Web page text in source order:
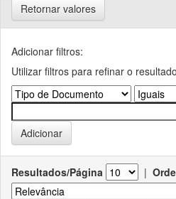
Retornar valores
Adicionar filtros:
Utilizar filtros para refinar o
Resultados/Página |